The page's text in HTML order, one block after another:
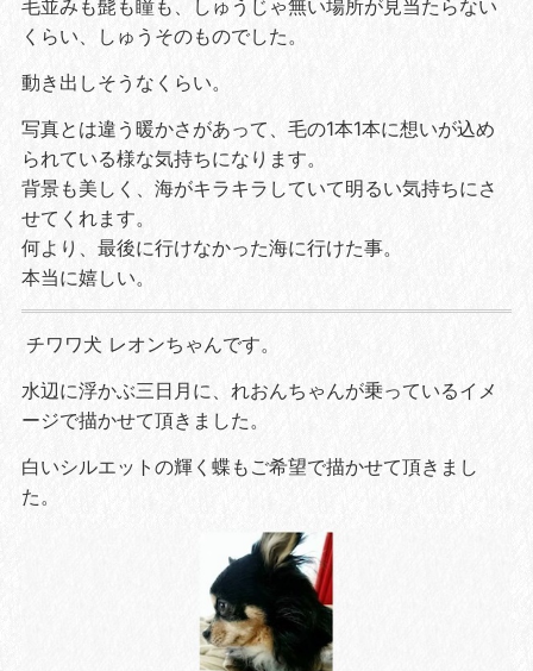
毛並みも髭も瞳も、しゅうじゃ無い場所が見当たらない
くらい、しゅうそのものでした。
動き出しそうなくらい。
写真とは違う暖かさがあって、毛の1本1本に想いが込め
られている様な気持ちになります。
背景も美しく、海がキラキラしていて明るい気持ちにさ
せてくれます。
何より、最後に行けなかった海に行けた事。
本当に嬉しい。
チワワ犬 レオンちゃんです。
水辺に浮かぶ三日月に、れおんちゃんが乗っているイメ
ージで描かせて頂きました。
白いシルエットの輝く蝶もご希望で描かせて頂きまし
た。